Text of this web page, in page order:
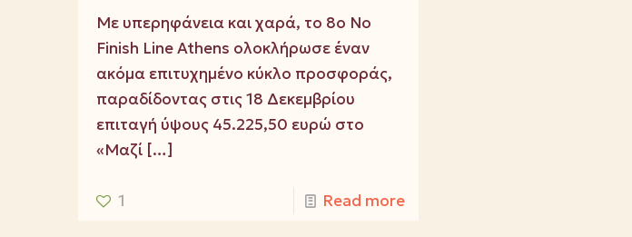
Με υπερηφάνεια και χαρά, το 8ο No
Finish Line Athens ολοκλήρωσε έναν
ακόμα επιτυχημένο κύκλο προσφοράς,
παραδίδοντας στις 18 Δεκεμβρίου
επιταγή ύψους 45.225,50 ευρώ στο
«Μαζί[…]
1 Read more